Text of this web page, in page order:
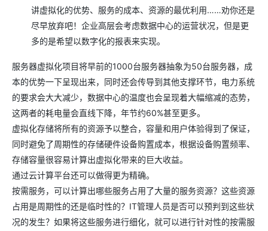
讲虚拟化的优势、服务的成本、资源的最优利用……劝你还是
尽早放弃吧！企业高层会考虑数据中心的运营状况，但是更
多的是希望以数字化的报表来实现。
服务器虚拟化项目将早前的1000台服务器抽象为50台服务器，成
本的优势一下呈现出来，同时还会传导到其他支撑环节，电力系统
的要求会大大减少，数据中心的温度也会呈现着大幅缩减的态势，
这两者的耗电量会直线下降，年节约60%甚至更多。
虚拟化存储将所有的资源予以整合，容量和用户体验得到了保证，
同时避免了周期性的存储硬件设备购置成本，根据设备购置频率、
存储容量很容易计算出虚拟化带来的巨大收益。
通过云计算平台还可以做得更为精确。
按需服务，可以计算出哪些服务占用了大量的服务资源？这些资源
占用是周期性的还是临时性的？IT管理人员是否可以预判到这些状
况的发生？如果将这些服务进行细化，就可以进行针对性的按需服